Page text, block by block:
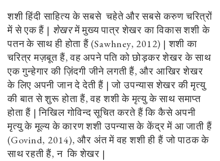
शशी हिंदी साहित्य के सबसे चहेते और सबसे करुण चरित्रों
में से एक हैं | शेखरमें मुख्य पात्र शेखर का विकास शशी के
पतन के साथ ही होता हैं (Sawhney, 2012) | शशी का
चरित्र मज़बूत हैं, वह अपने पति को छोड़कर शेखर के साथ
एक गुन्हेगार की ज़िंदगी जीने लगती हैं, और आखिर शेखर
के लिए अपनी जान दे देती हैं | जो उपन्यास शेखर की मृत्यु
की बात से शुरू होता हैं, वह शशी के मृत्यु के साथ समाप्त
होता हैं | निखिल गोविन्द सूचित करते हैं कि कैसे अपनी
मृत्यु के मूल्य के कारण शशी उपन्यास के केंद्र में आ जाती हैं
(Govind, 2014), और अंत में वह शशी ही हैं जो पाठक के
साथ रहती हैं, न कि शेखर |